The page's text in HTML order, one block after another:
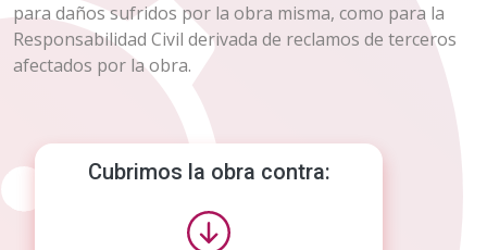
para daños sufridos por la obra misma, como para la
Responsabilidad Civil derivada de reclamos de terceros
afectados por la obra.
Cubrimos la obra contra: